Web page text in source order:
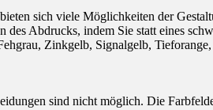
sich viele Möglichkeiten der
des Abdrucks, indem Sie statt eines
Zinkgelb, Signalgelb,
sind nicht möglich. Die